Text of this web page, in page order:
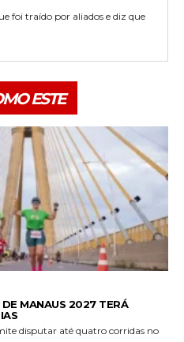
foi traído por aliados e diz que
ESTE
MANAUS 2027 TERÁ
disputar até quatro corridas no